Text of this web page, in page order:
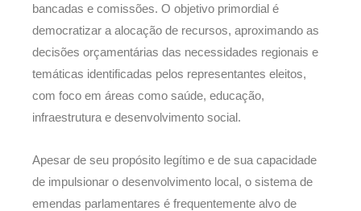
bancadas e comissões. O objetivo primordial é
democratizar a alocação de recursos, aproximando as
decisões orçamentárias das necessidades regionais e
temáticas identificadas pelos representantes eleitos,
com foco em áreas como saúde, educação,
infraestrutura e desenvolvimento social.
Apesar de seu propósito legítimo e de sua capacidade
de impulsionar o desenvolvimento local, o sistema de
emendas parlamentares é frequentemente alvo de